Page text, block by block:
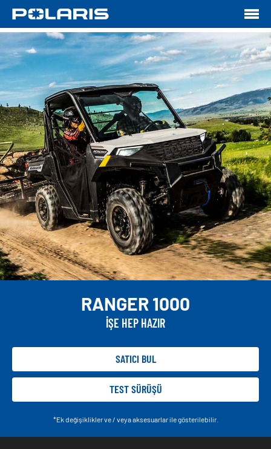
RANGER 1000
İŞE HEP HAZIR
SATICI BUL
TEST SÜRÜŞÜ
*Ek değişiklikler ve / veya aksesuarlar ile gösterilebilir.